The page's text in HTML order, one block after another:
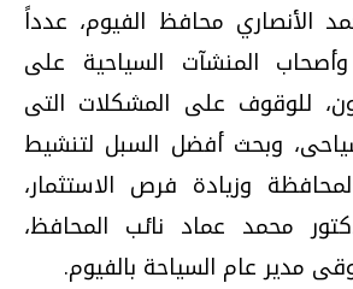
الأنصاري محافظ الفيوم، عدداً
المنشآت السياحية على
للوقوف على المشكلات التى
وبحث أفضل السبل لتنشيط
وزيادة فرص الاستثمار،
محمد عماد نائب المحافظ،
مدير عام السياحة بالفيوم.